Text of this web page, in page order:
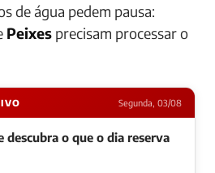
de água pedem pausa:
Peixes precisam processar o
Segunda, 03/08